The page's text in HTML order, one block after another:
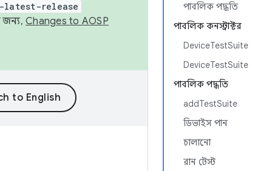
পাবলিক পদ্ধতি
পাবলিক কনস্ট্রাক্টর
DeviceTestSuite
DeviceTestSuite
পাবলিক পদ্ধতি
addTestSuite
ডিভাইস পান
চালানো
রান টেস্ট
latest-release
জন্য, Changes to AOSP